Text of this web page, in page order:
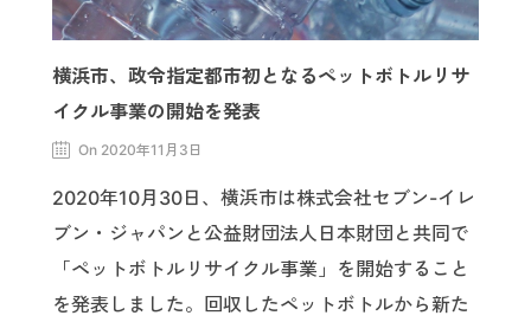
横浜市、政令指定都市初となるペットボトルリサ
イクル事業の開始を発表
On 2020年11月3日
2020年10月30日、横浜市は株式会社セブン-イレ
ブン・ジャパンと公益財団法人日本財団と共同で
「ペットボトルリサイクル事業」を開始すること
を発表しました。回収したペットボトルから新た